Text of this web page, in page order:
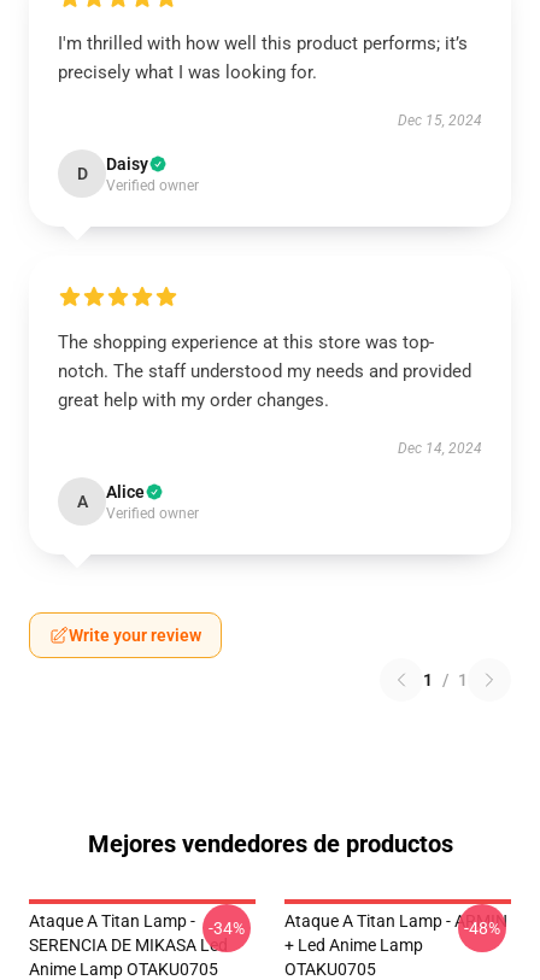
I'm thrilled with how well this product performs; it’s
precisely what I was looking for.
Dec 15, 2024
D Daisy
Verified owner
The shopping experience at this store was top-
notch. The staff understood my needs and provided
great help with my order changes.
Dec 14, 2024
A Alice
Verified owner
Write your review
1 / 1
Mejores vendedores de productos
Ataque A Titan Lamp -
SERENCIA DE MIKASA Led
Anime Lamp OTAKU0705
-34%
Ataque A Titan Lamp - ARMIN
+ Led Anime Lamp
OTAKU0705
-48%